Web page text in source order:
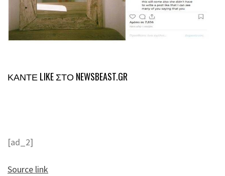
ΚΑΝΤΕ LIKE ΣΤΟ NEWSBEAST.GR
[ad_2]
Source link